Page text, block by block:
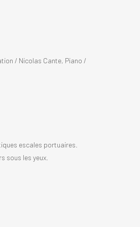
/ Nicolas Cante, Piano /
escales portuaires.
sous les yeux.